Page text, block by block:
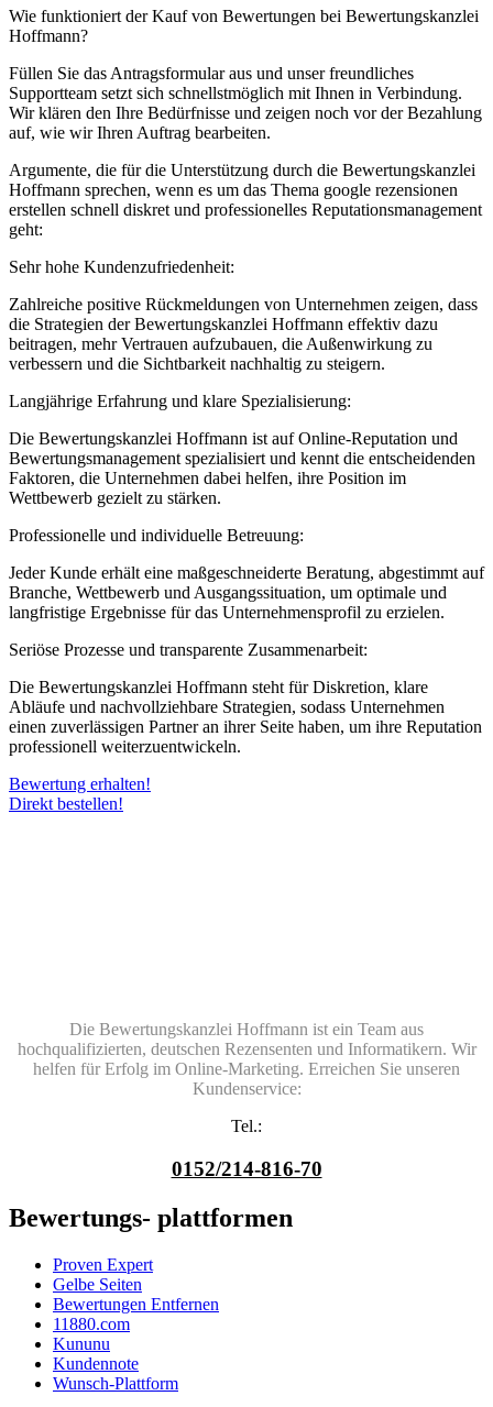
Wie funktioniert der Kauf von Bewertungen bei Bewertungskanzlei
Hoffmann?
Füllen Sie das Antragsformular aus und unser freundliches
Supportteam setzt sich schnellstmöglich mit Ihnen in Verbindung.
Wir klären den Ihre Bedürfnisse und zeigen noch vor der Bezahlung
auf, wie wir Ihren Auftrag bearbeiten.
Argumente, die für die Unterstützung durch die Bewertungskanzlei
Hoffmann sprechen, wenn es um das Thema google rezensionen
erstellen schnell diskret und professionelles Reputationsmanagement
geht:
Sehr hohe Kundenzufriedenheit:
Zahlreiche positive Rückmeldungen von Unternehmen zeigen, dass
die Strategien der Bewertungskanzlei Hoffmann effektiv dazu
beitragen, mehr Vertrauen aufzubauen, die Außenwirkung zu
verbessern und die Sichtbarkeit nachhaltig zu steigern.
Langjährige Erfahrung und klare Spezialisierung:
Die Bewertungskanzlei Hoffmann ist auf Online-Reputation und
Bewertungsmanagement spezialisiert und kennt die entscheidenden
Faktoren, die Unternehmen dabei helfen, ihre Position im
Wettbewerb gezielt zu stärken.
Professionelle und individuelle Betreuung:
Jeder Kunde erhält eine maßgeschneiderte Beratung, abgestimmt auf
Branche, Wettbewerb und Ausgangssituation, um optimale und
langfristige Ergebnisse für das Unternehmensprofil zu erzielen.
Seriöse Prozesse und transparente Zusammenarbeit:
Die Bewertungskanzlei Hoffmann steht für Diskretion, klare
Abläufe und nachvollziehbare Strategien, sodass Unternehmen
einen zuverlässigen Partner an ihrer Seite haben, um ihre Reputation
professionell weiterzuentwickeln.
Bewertung erhalten!
Direkt bestellen!
Die Bewertungskanzlei Hoffmann ist ein Team aus
hochqualifizierten, deutschen Rezensenten und Informatikern. Wir
helfen für Erfolg im Online-Marketing. Erreichen Sie unseren
Kundenservice:
Tel.:
0152/214-816-70
Bewertungs- plattformen
Proven Expert
Gelbe Seiten
Bewertungen Entfernen
11880.com
Kununu
Kundennote
Wunsch-Plattform